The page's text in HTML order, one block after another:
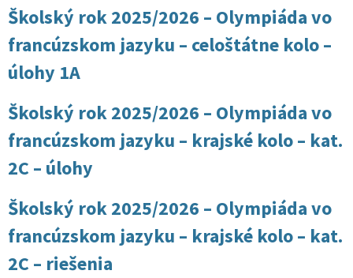
Školský rok 2025/2026 – Olympiáda vo
francúzskom jazyku – celoštátne kolo –
úlohy 1A
Školský rok 2025/2026 – Olympiáda vo
francúzskom jazyku – krajské kolo – kat.
2C – úlohy
Školský rok 2025/2026 – Olympiáda vo
francúzskom jazyku – krajské kolo – kat.
2C – riešenia